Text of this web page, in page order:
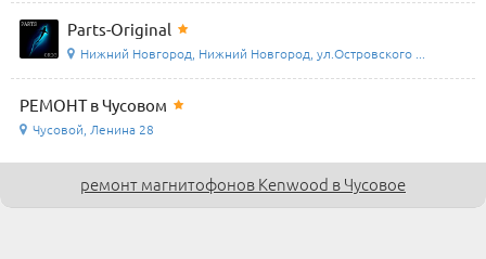
Parts-Original
Нижний Новгород, Нижний Новгород, ул.Островского ...
РЕМОНТ в Чусовом
Чусовой, Ленина 28
ремонт магнитофонов Kenwood в Чусовое